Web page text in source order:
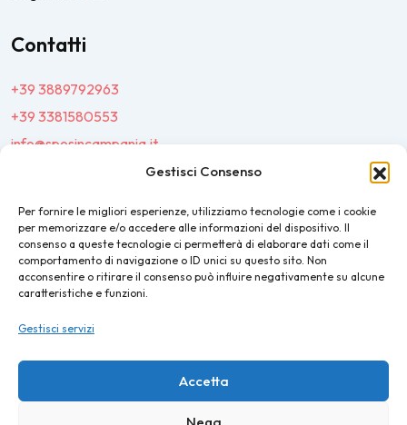
Gestisci Consenso
Per fornire le migliori esperienze, utilizziamo tecnologie come i cookie
per memorizzare e/o accedere alle informazioni del dispositivo. Il
consenso a queste tecnologie ci permetterà di elaborare dati come il
comportamento di navigazione o ID unici su questo sito. Non
acconsentire o ritirare il consenso può influire negativamente su alcune
caratteristiche e funzioni.
Gestisci servizi
Accetta
Nega
Contatti
+39 3889792963
+39 3381580553
info@sposincampania.it
sposincampania@pec.it
Link
Top100
News e Tendenze
Destination Wedding